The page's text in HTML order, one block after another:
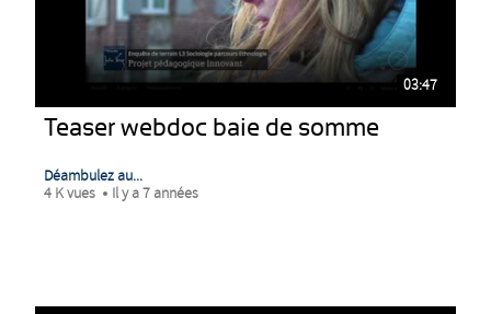
03:47
Teaser webdoc baie de somme
Déambulez au...
4 K vues
Il y a 7 années